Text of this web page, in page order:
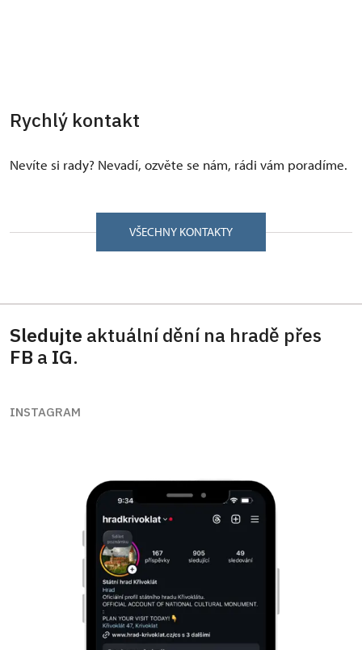
Rychlý kontakt
Nevíte si rady? Nevadí, ozvěte se nám, rádi vám poradíme.
VŠECHNY KONTAKTY
Sledujte aktuální dění na hradě přes
FB a IG.
INSTAGRAM